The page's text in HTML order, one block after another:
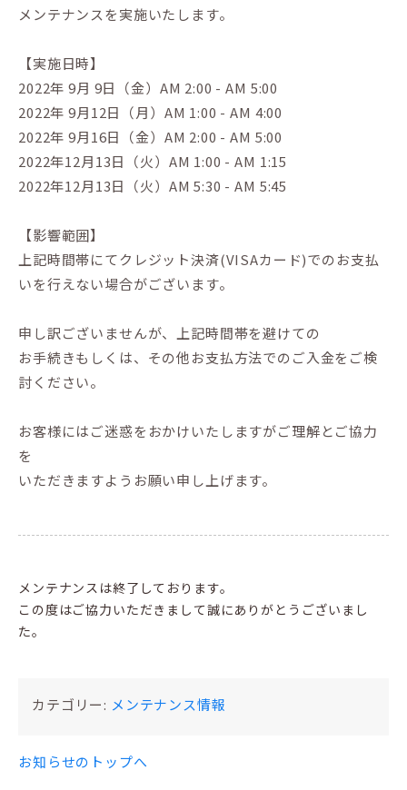
メンテナンスを実施いたします。
【実施日時】
2022年 9月 9日（金）AM 2:00 - AM 5:00
2022年 9月12日（月）AM 1:00 - AM 4:00
2022年 9月16日（金）AM 2:00 - AM 5:00
2022年12月13日（火）AM 1:00 - AM 1:15
2022年12月13日（火）AM 5:30 - AM 5:45
【影響範囲】
上記時間帯にてクレジット決済(VISAカード)でのお支払
いを行えない場合がございます。
申し訳ございませんが、上記時間帯を避けての
お手続きもしくは、その他お支払方法でのご入金をご検
討ください。
お客様にはご迷惑をおかけいたしますがご理解とご協力
を
いただきますようお願い申し上げます。
メンテナンスは終了しております。
この度はご協力いただきまして誠にありがとうございまし
た。
カテゴリー: メンテナンス情報
お知らせのトップへ